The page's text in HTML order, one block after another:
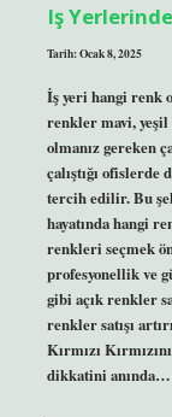
Iş
Tarih: Ocak 8, 2025
İş yeri hangi renk
renkler mavi,
olmanız gereken
çalıştığı ofislerde
tercih edilir. Bu
hayatında hangi
renkleri seçmek
profesyonellik ve
gibi açık renkler
renkler satışı
Kırmızı
dikkatini anında…